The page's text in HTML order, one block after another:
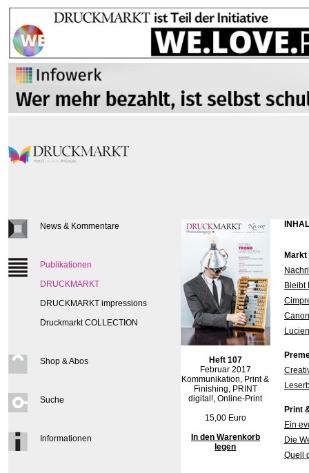
News & Kommentare
Publikationen
DRUCKMARKT
DRUCKMARKT impressions
Druckmarkt COLLECTION
Shop & Abos
Suche
Informationen
Heft 107
Februar 2017
Kommunikation, Print &
Finishing, PRINT
digital!, Online-Print
15,00 Euro
In den Warenkorb
legen
Markt
Bleibt
Print
Ein
Die
Quell